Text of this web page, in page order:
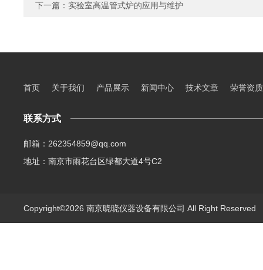
下一篇： 实验室高温管式炉的应用与维护
首页 关于我们 产品展示 新闻中心 技术文章 荣誉资质
联系方式
邮箱：262354859@qq.com
地址：南京市雨花台区绿都大道4号C2
Copyright©2026 南京晓晓仪器设备有限公司 All Right